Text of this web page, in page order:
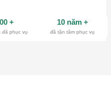
+
đã phục vụ
10 năm +
đã tận tâm phục vụ